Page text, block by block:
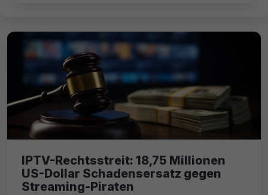
IPTV-Rechtsstreit: 18,75 Millionen
US-Dollar Schadensersatz gegen
Streaming-Piraten